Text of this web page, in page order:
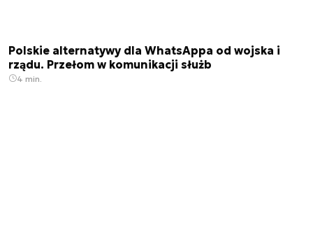
Polskie alternatywy dla WhatsAppa od wojska i
rządu. Przełom w komunikacji służb
4 min.